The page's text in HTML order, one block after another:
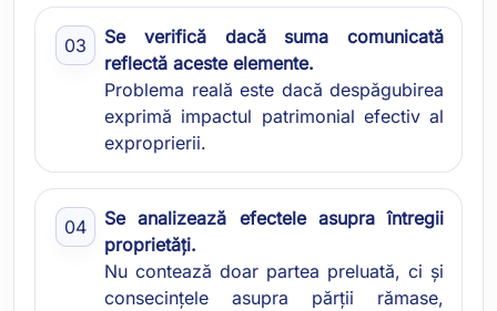
Se verifică dacă suma comunicată
reflectă aceste elemente.
Problema reală este dacă despăgubirea
exprimă impactul patrimonial efectiv al
exproprierii.
Se analizează efectele asupra întregii
proprietăți.
Nu contează doar partea preluată, ci și
consecințele asupra părții rămase,